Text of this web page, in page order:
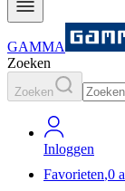
GAMMA
Zoeken
Zoeken
Inloggen
Favorieten,0